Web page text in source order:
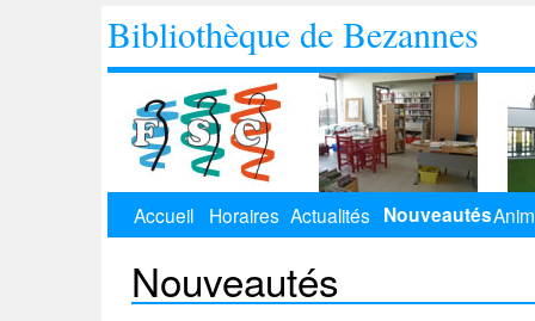
Bibliothèque de Bezannes
Accueil Horaires Actualités Nouveautés
Nouveautés